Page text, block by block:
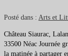
Posté dans : Arts et
Château Siaurac,
33500 Néac Journée
la matinée à partager